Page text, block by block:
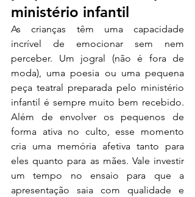
ministério infantil
As crianças têm uma capacidade
incrível de emocionar sem nem
perceber. Um jogral (não é fora de
moda), uma poesia ou uma pequena
peça teatral preparada pelo ministério
infantil é sempre muito bem recebido.
Além de envolver os pequenos de
forma ativa no culto, esse momento
cria uma memória afetiva tanto para
eles quanto para as mães. Vale investir
um tempo no ensaio para que a
apresentação saia com qualidade e